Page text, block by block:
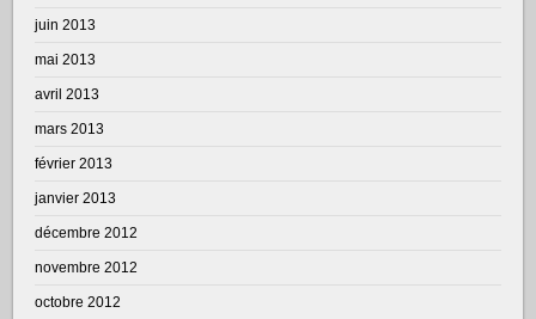
juin 2013
mai 2013
avril 2013
mars 2013
février 2013
janvier 2013
décembre 2012
novembre 2012
octobre 2012